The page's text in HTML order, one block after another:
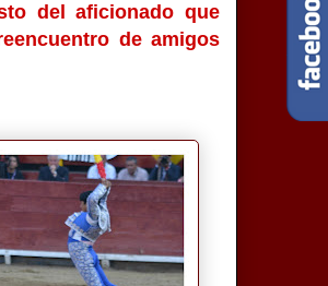
del aficionado que
de amigos